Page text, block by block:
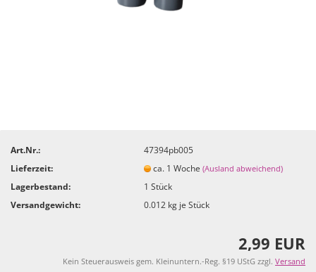
Art.Nr.:
47394pb005
Lieferzeit:
ca. 1 Woche(Ausland abweichend)
Lagerbestand: 1Stück
Versandgewicht:
0.012 kg je Stück
2,99 EUR
Kein Steuerausweis gem. Kleinuntern.-Reg. §19 UStG zzgl. Versand